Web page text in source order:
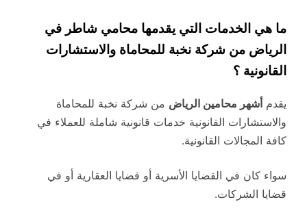
ما هي الخدمات التي يقدمها محامي شاطر في
الرياض من شركة نخبة للمحاماة والاستشارات
القانونية ؟
يقدم أشهر محامين الرياض من شركة نخبة للمحاماة
والاستشارات القانونية خدمات قانونية شاملة للعملاء في
كافة المجالات القانونية.
سواء كان في القضايا الأسرية أو قضايا العقارية أو في
قضايا الشركات.